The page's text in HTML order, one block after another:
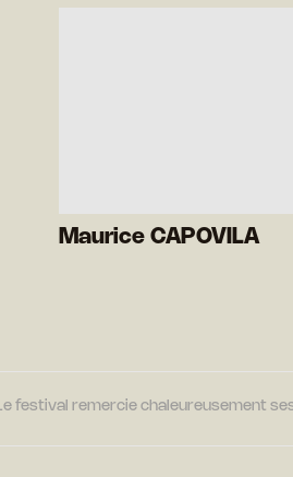
Maurice CAPOVILA
Le festival remercie chaleureusement